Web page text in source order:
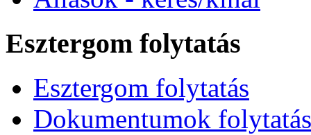
Esztergom folytatás
Esztergom folytatás
Dokumentumok folytatás